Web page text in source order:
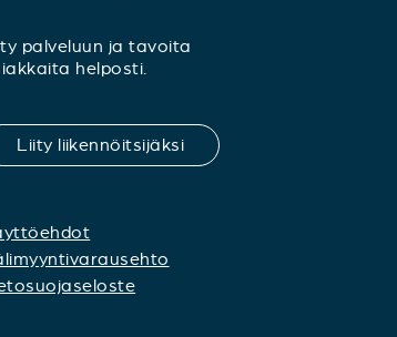
palveluun ja tavoita
helposti.
Liity liikennöitsijäksi